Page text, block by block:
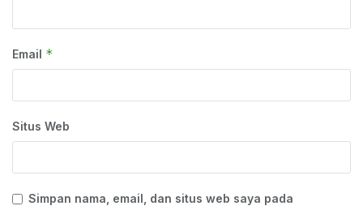
Email *
Situs Web
Simpan nama, email, dan situs web saya pada